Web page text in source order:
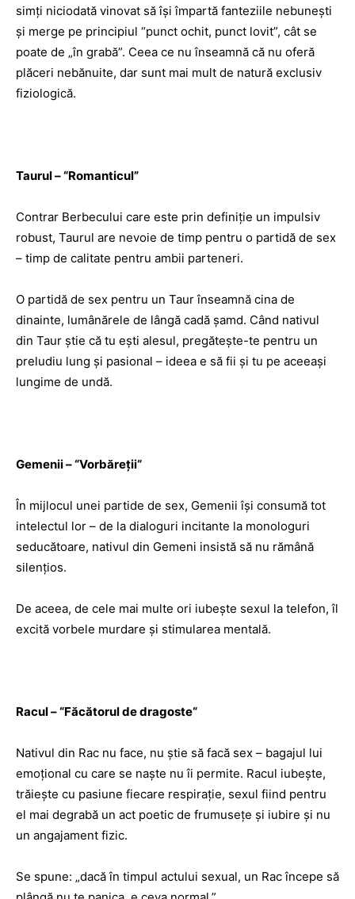
simţi niciodată vinovat să îşi împartă fanteziile nebuneşti
şi merge pe principiul “punct ochit, punct lovit”, cât se
poate de „în grabă”. Ceea ce nu înseamnă că nu oferă
plăceri nebănuite, dar sunt mai mult de natură exclusiv
fiziologică.
Taurul – “Romanticul”
Contrar Berbecului care este prin definiţie un impulsiv
robust, Taurul are nevoie de timp pentru o partidă de sex
– timp de calitate pentru ambii parteneri.
O partidă de sex pentru un Taur înseamnă cina de
dinainte, lumânărele de lângă cadă şamd. Când nativul
din Taur ştie că tu eşti alesul, pregăteşte-te pentru un
preludiu lung şi pasional – ideea e să fii şi tu pe aceeaşi
lungime de undă.
Gemenii –“Vorbăreţii“
În mijlocul unei partide de sex, Gemenii îşi consumă tot
intelectul lor – de la dialoguri incitante la monologuri
seducătoare, nativul din Gemeni insistă să nu rămână
silenţios.
De aceea, de cele mai multe ori iubeşte sexul la telefon, îl
excită vorbele murdare şi stimularea mentală.
Racul –“Făcătorul de dragoste“
Nativul din Rac nu face, nu ştie să facă sex – bagajul lui
emoţional cu care se naşte nu îi permite. Racul iubeşte,
trăieşte cu pasiune fiecare respiraţie, sexul fiind pentru
el mai degrabă un act poetic de frumuseţe şi iubire şi nu
un angajament fizic.
Se spune: „dacă în timpul actului sexual, un Rac începe să